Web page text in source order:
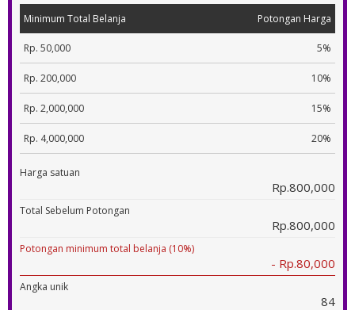
Minimum Total Belanja Potongan Harga
Rp. 50,000 5%
Rp. 200,000 10%
Rp. 2,000,000 15%
Rp. 4,000,000 20%
Harga satuan
Rp.800,000
Total Sebelum Potongan
Rp.800,000
Potongan minimum total belanja (10%)
- Rp.80,000
Angka unik
84